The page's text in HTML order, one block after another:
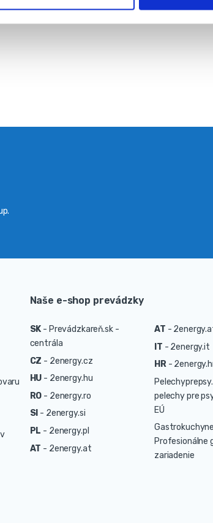
Naše e-shop prevádzky
SK - Prevádzkareň.sk -
centrála
CZ - 2energy.cz
HU - 2energy.hu
RO - 2energy.ro
SI - 2energy.si
PL - 2energy.pl
AT - 2energy.at
AT -
IT - 2energy.it
HR-
pelechy pre
EÚ
Profesionálne
zariadenie